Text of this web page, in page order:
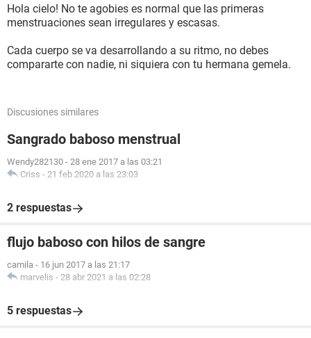
Hola cielo! No te agobies es normal que las primeras
menstruaciones sean irregulares y escasas.
Cada cuerpo se va desarrollando a su ritmo, no debes
compararte con nadie, ni siquiera con tu hermana gemela.
Discusiones similares
Sangrado baboso menstrual
Wendy282130 - 28 ene 2017 a las 03:21
Criss - 21 feb 2020 a las 23:03
2 respuestas
flujo baboso con hilos de sangre
camila - 16 jun 2017 a las 21:17
marvelis - 28 abr 2021 a las 02:28
5 respuestas